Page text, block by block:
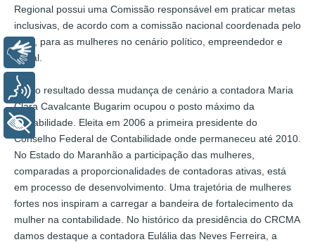
Regional possui uma Comissão responsável em praticar metas
inclusivas, de acordo com a comissão nacional coordenada pelo
CFC, para as mulheres no cenário político, empreendedor e
social.
Como resultado dessa mudança de cenário a contadora Maria
Clara Cavalcante Bugarim ocupou o posto máximo da
contabilidade. Eleita em 2006 a primeira presidente do
Conselho Federal de Contabilidade onde permaneceu até 2010.
No Estado do Maranhão a participação das mulheres,
comparadas a proporcionalidades de contadoras ativas, está
em processo de desenvolvimento. Uma trajetória de mulheres
fortes nos inspiram a carregar a bandeira de fortalecimento da
mulher na contabilidade. No histórico da presidência do CRCMA
damos destaque a contadora Eulália das Neves Ferreira, a
Voz
+ Acessibilidade